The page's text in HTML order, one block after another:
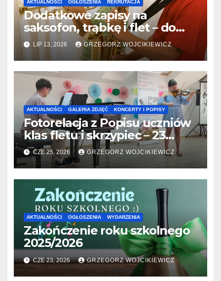
AKTUALNOŚCI OGŁOSZENIA REKRUTACJA
Dodatkowe zapisy na
saksofon, trąbkę i flet – do
31.07.2026
LIP 13, 2026 GRZEGORZ WOJCIKIEWICZ
AKTUALNOŚCI GALERIA ZDJĘĆ KONCERTY I POPISY
Fotorelacja z Popisu uczniów
klas fletu i skrzypiec – 23
06.2026
CZE 25, 2026 GRZEGORZ WOJCIKIEWICZ
AKTUALNOŚCI OGŁOSZENIA WYDARZENIA
Zakończenie roku szkolnego
2025/2026
CZE 23, 2026 GRZEGORZ WOJCIKIEWICZ